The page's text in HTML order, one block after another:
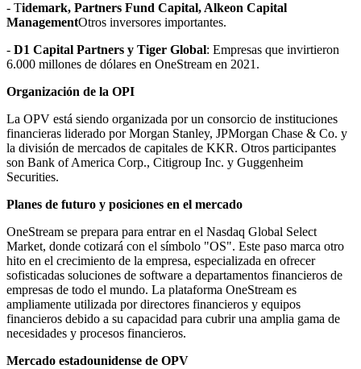
- Tidemark, Partners Fund Capital, Alkeon Capital
ManagementOtros inversores importantes.
- D1 Capital Partners y Tiger Global: Empresas que invirtieron
6.000 millones de dólares en OneStream en 2021.
Organización de la OPI
La OPV está siendo organizada por un consorcio de instituciones
financieras liderado por Morgan Stanley, JPMorgan Chase & Co. y
la división de mercados de capitales de KKR. Otros participantes
son Bank of America Corp., Citigroup Inc. y Guggenheim
Securities.
Planes de futuro y posiciones en el mercado
OneStream se prepara para entrar en el Nasdaq Global Select
Market, donde cotizará con el símbolo "OS". Este paso marca otro
hito en el crecimiento de la empresa, especializada en ofrecer
sofisticadas soluciones de software a departamentos financieros de
empresas de todo el mundo. La plataforma OneStream es
ampliamente utilizada por directores financieros y equipos
financieros debido a su capacidad para cubrir una amplia gama de
necesidades y procesos financieros.
Mercado estadounidense de OPV